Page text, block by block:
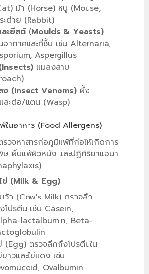
ม้า (Horse) หนู (Mouse,
ะต่าย (Rabbit)
ละยีสต์ (Moulds & Yeasts)
นอากาศและที่ชื้น เช่น Alternaria,
Aspergillus
แมลงสาบ
(Insect Venoms)ผึ้ง
ละต่อ/แตน (Wasp)
ในอาหาร (Food Allergens)
รวจหาสารก่อภูมิแพ้ที่ก่อให้เกิดการ
ษ ผื่นแพ้ผิวหนัง และปฏิกิริยาแอนา
ข่ (Milk & Egg)
วัว (Cow's Milk) ตรวจลึก
โปรตีน เช่น Casein,
lactalbumin, Beta-
(Egg) ตรวจลึกถึงโปรตีนใน
ขาวและไข่แดง เช่น
Ovalbumin